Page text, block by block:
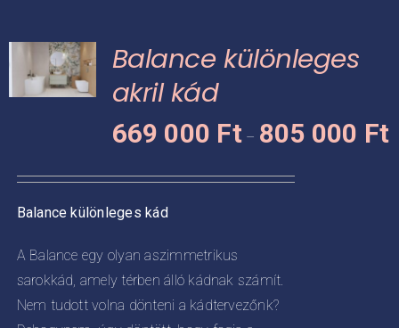
van.
A
változatok
a
választhatók
ki
Balance különleges
akril kád
669 000 Ft – 805 000 Ft
Balance különleges kád
A Balance egy olyan aszimmetrikus
sarokkád, amely térben álló kádnak számít.
Nem tudott volna dönteni a kádtervezőnk?